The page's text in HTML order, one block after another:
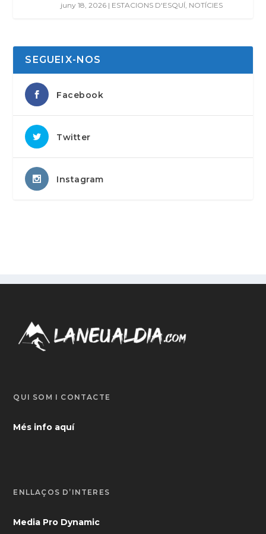
juny 18, 2026 | ESTACIONS D'ESQUÍ, NOTÍCIES
SEGUEIX-NOS
Facebook
Twitter
Instagram
QUI SOM I CONTACTE
Més info aquí
ENLLAÇOS D’INTERÈS
Media Pro Dynamic